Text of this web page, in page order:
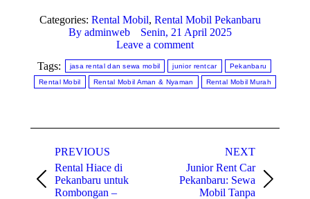
Categories: Rental Mobil, Rental Mobil Pekanbaru
By adminweb
Senin, 21 April 2025
Leave a comment
Tags:
jasa rental dan sewa mobil junior rentcar Pekanbaru
Rental Mobil Rental Mobil Aman & Nyaman Rental Mobil Murah
navigation
PREVIOUS
Previous
Rental Hiace di
Pekanbaru untuk
Rombongan –
NEXT
Next
Junior Rent Car
Pekanbaru: Sewa
Mobil Tanpa